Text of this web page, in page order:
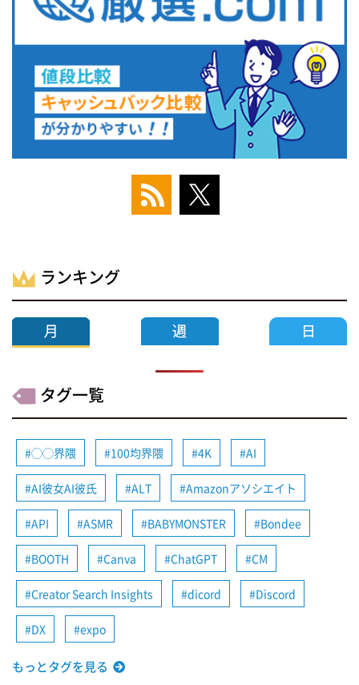
ランキング
タグ一覧
◯◯界隈 100均界隈 4K AI
AI彼女AI彼氏 ALT Amazonアソシエイト
API ASMR BABYMONSTER Bondee
BOOTH Canva ChatGPT CM
Creator Search Insights dicord Discord
DX expo
もっとタグを見る